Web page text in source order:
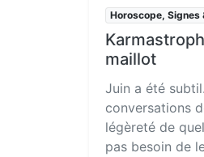
Horoscope, Signes
maillot
Juin a été
conversations
légèreté de
pas besoin de